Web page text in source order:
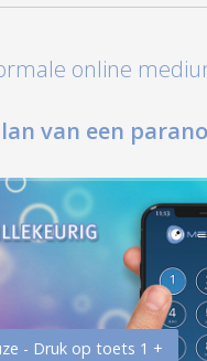
online
van een
- Druk op toets 1 +